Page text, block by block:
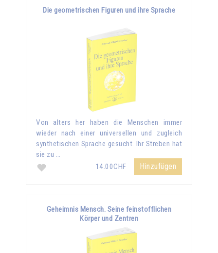
Die geometrischen Figuren und ihre Sprache
Von alters her haben die Menschen immer
wieder nach einer universellen und zugleich
synthetischen Sprache gesucht. Ihr Streben hat
sie zu …
14.00CHF
Hinzufügen
Geheimnis Mensch. Seine feinstofflichen
Körper und Zentren